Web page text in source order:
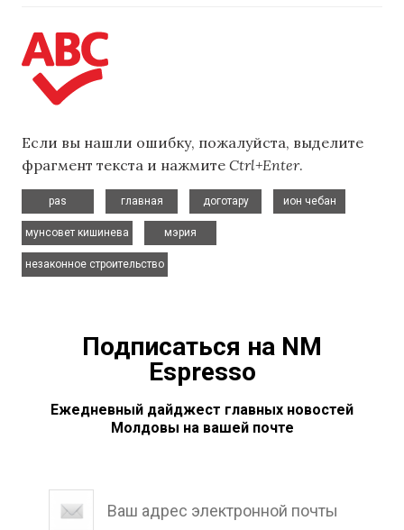
Если вы нашли ошибку, пожалуйста, выделите
фрагмент текста и нажмите Ctrl+Enter.
pas
главная
доготару
ион чебан
мунсовет кишинева
мэрия
незаконное строительство
Подписаться на NM
Espresso
Ежедневный дайджест главных новостей
Молдовы на вашей почте